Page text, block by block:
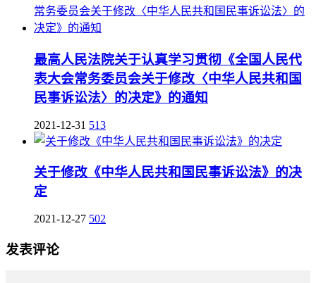
最高人民法院关于认真学习贯彻《全国人民代
表大会常务委员会关于修改〈中华人民共和国
民事诉讼法〉的决定》的通知
2021-12-31 513
关于修改《中华人民共和国民事诉讼法》的决
定
2021-12-27 502
发表评论